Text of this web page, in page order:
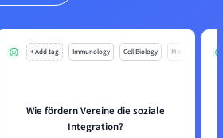
+ Add tag Immunology Cell Biology Mo
Wie fördern Vereine die soziale
Integration?